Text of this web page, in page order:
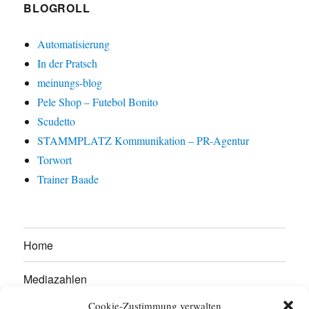
Cookie-Zustimmung verwalten
BLOGROLL
Automatisierung
In der Pratsch
meinungs-blog
Pele Shop – Futebol Bonito
Scudetto
STAMMPLATZ Kommunikation – PR-Agentur
Torwort
Trainer Baade
Home
Mediazahlen